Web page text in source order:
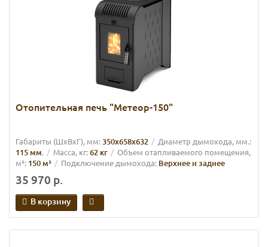
Отопительная печь "Метеор-150"
Габариты (ШхВхГ), мм:350х658х632 Диаметр дымохода, мм.:
115 мм. Масса, кг:62 кг
Объем отапливаемого помещения,
м³: 150 м³ Подключение дымохода: Верхнее и заднее
35 970 р.
В корзину